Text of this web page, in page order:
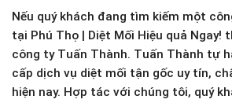
Nếu quý khách đang tìm kiếm một
tại Phú Thọ | Diệt Mối Hiệu quả Ngay!
công ty Tuấn Thành. Tuấn Thành tự
cấp dịch vụ diệt mối tận gốc uy tín,
hiện nay. Hợp tác với chúng tôi, quý